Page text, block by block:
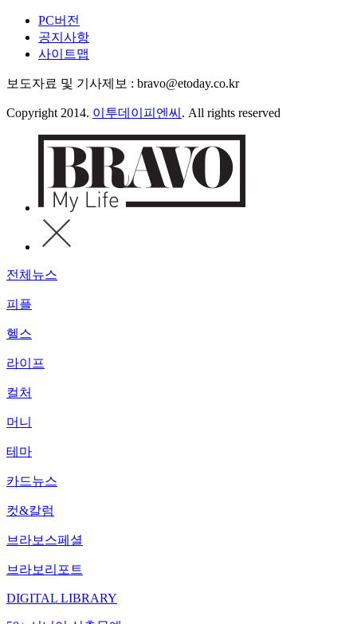
PC버전
공지사항
사이트맵
보도자료 및 기사제보 : bravo@etoday.co.kr
Copyright 2014. 이투데이피엔씨 . All rights reserved
전체뉴스
피플
헬스
라이프
컬처
머니
테마
카드뉴스
컷&칼럼
브라보스페셜
브라보리포트
DIGITAL LIBRARY